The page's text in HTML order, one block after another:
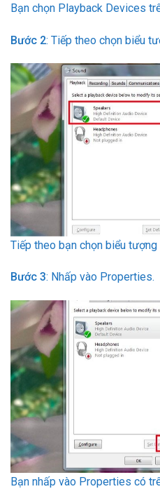
Bạn chọn Playback Devices
Bước 2: Tiếp theo chọn biểu
Tiếp theo bạn chọn biểu
Bước 3: Nhấp vào Properties.
Bạn nhấp vào Properties có